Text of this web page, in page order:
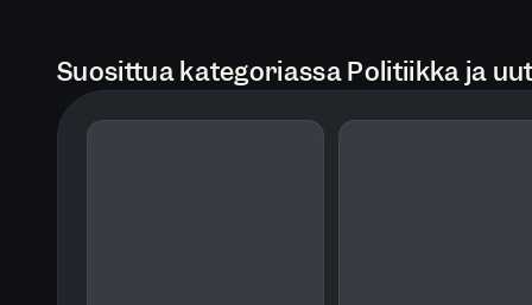
Suosittua kategoriassa Politiikka ja